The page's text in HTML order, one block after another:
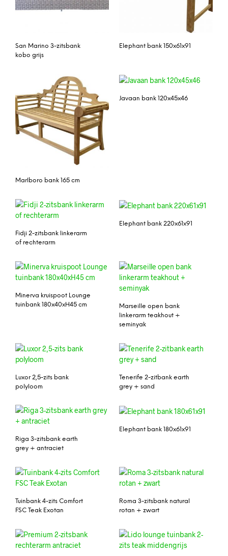
San Marino 3-zitsbank
kobo grijs
Elephant bank 150x61x91
Marlboro bank 165 cm
Javaan bank 120x45x46
Fidji 2-zitsbank linkerarm
of rechterarm
Elephant bank 220x61x91
Minerva kruispoot Lounge
tuinbank 180x40xH45 cm
Marseille open bank
linkerarm teakhout +
seminyak
Luxor 2,5-zits bank
polyloom
Tenerife 2-zitbank earth
grey + sand
Riga 3-zitsbank earth
grey + antraciet
Elephant bank 180x61x91
Tuinbank 4-zits Comfort
FSC Teak Exotan
Roma 3-zitsbank natural
rotan + zwart